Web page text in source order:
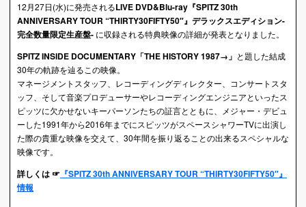
12月27日(水)に発売されるLIVE DVD&Blu-ray『SPITZ 30th
ANNIVERSARY TOUR “THIRTY30FIFTY50″』デラックスエディション-
完全数量限定生産盤- に収録される特典映像の詳細が発表となりました。
SPITZ INSIDE DOCUMENTARY「THE HISTORY 1987→」 と題した結成
30年の軌跡を辿るこの映像。
マネージメントスタッフ、レコーディングディレクター、コンサートスタ
ッフ、そして音楽プロデューサーやレコーディングエンジニアといったス
ピッツに欠かせないキーパーソンたちの証言とともに、メジャー・デビュ
ーした1991年から2016年までにスピッツがスペースシャワーTVに出演し
た際の貴重な映像を交えて、30年間を振り返ることの出来るスペシャルな
映像です。
詳しくは ☞ 『SPITZ 30th ANNIVERSARY TOUR “THIRTY30FIFTY50″』
情報